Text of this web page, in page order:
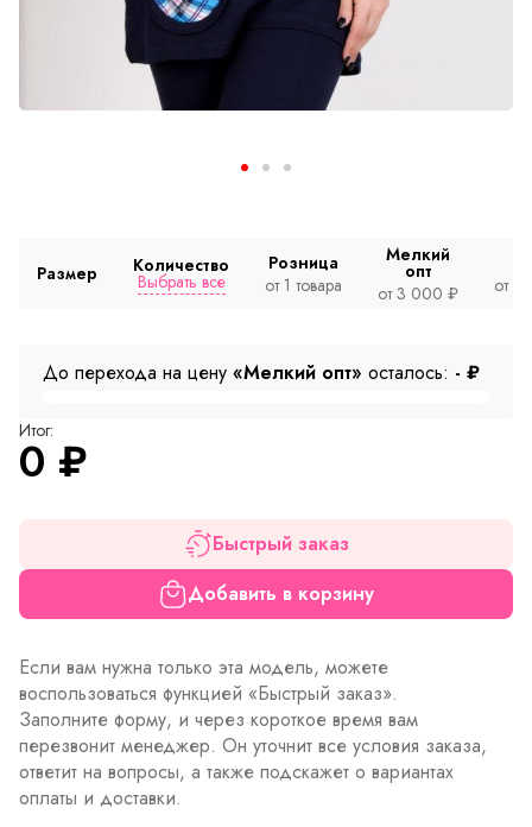
Размер Количество
Выбрать все
Розница
от 1 товара
Мелкий
опт
от 3 000 ₽
от
До перехода на цену «Мелкий опт» осталось: - ₽
Итог:
0 ₽
Быстрый заказ
Добавить в корзину
Если вам нужна только эта модель, можете
воспользоваться функцией «Быстрый заказ».
Заполните форму, и через короткое время вам
перезвонит менеджер. Он уточнит все условия заказа,
ответит на вопросы, а также подскажет о вариантах
оплаты и доставки.